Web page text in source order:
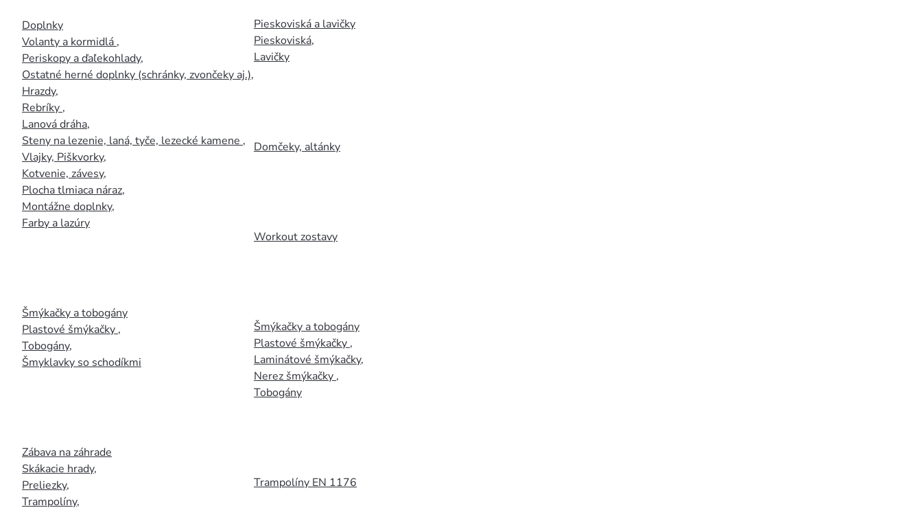
Doplnky
Volanty a kormidlá ,
Periskopy a ďaľekohlady,
Ostatné herné doplnky (schránky, zvončeky aj.),
Hrazdy,
Rebríky ,
Lanová dráha,
Steny na lezenie, laná, tyče, lezecké kamene ,
Vlajky, Piškvorky,
Kotvenie, závesy,
Plocha tlmiaca náraz,
Montážne doplnky,
Farby a lazúry
Šmýkačky a tobogány
Plastové šmýkačky ,
Tobogány,
Šmyklavky so schodíkmi
Zábava na záhrade
Skákacie hrady,
Preliezky,
Trampolíny,
Pieskoviská a lavičky
Pieskoviská,
Lavičky
Domčeky, altánky
Workout zostavy
Šmýkačky a tobogány
Plastové šmýkačky ,
Laminátové šmýkačky,
Nerez šmýkačky ,
Tobogány
Trampolíny EN 1176